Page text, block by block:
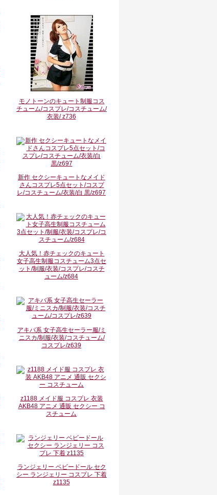
モノトーンのキュート制服コス
チューム/コスプレ/コスチューム/
衣装/ z736
新作 セクシーキュートなメイド
さんコスプレ5点セット/コスプ
レ/コスチューム/衣装/白 黒/z697
大人気！赤チェックのキュート
女子高生制服コスチューム3点セ
ット/制服/衣装/コスプレ/コスチ
ューム/z684
アキバ系 女子高生セーラー服/ミ
ニスカ/制服/衣装/コスチューム/
コスプレ/z639
z1188 メイド服 コスプレ 衣装
AKB48 アニメ 通販 セクシー コ
スチューム
ランジェリー ベビードール セク
シー ランジェリー コスプレ 下着
z1135